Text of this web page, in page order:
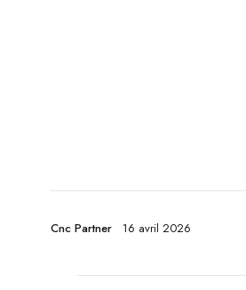
Cnc Partner 16 avril 2026